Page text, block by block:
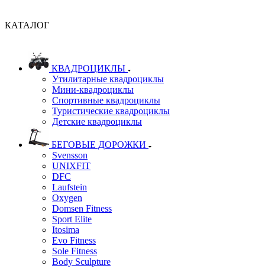
КАТАЛОГ
КВАДРОЦИКЛЫ
Утилитарные квадроциклы
Мини-квадроциклы
Спортивные квадроциклы
Туристические квадроциклы
Детские квадроциклы
БЕГОВЫЕ ДОРОЖКИ
Svensson
UNIXFIT
DFC
Laufstein
Oxygen
Domsen Fitness
Sport Elite
Itosima
Evo Fitness
Sole Fitness
Body Sculpture